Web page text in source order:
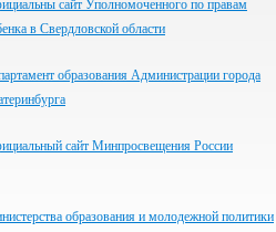
сайт Уполномоченного по правам
в Свердловской области
образования Администрации города
сайт Минпросвещения России
образования и молодежной политики